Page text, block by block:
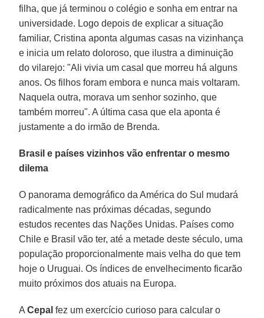
filha, que já terminou o colégio e sonha em entrar na
universidade. Logo depois de explicar a situação
familiar, Cristina aponta algumas casas na vizinhança
e inicia um relato doloroso, que ilustra a diminuição
do vilarejo: "Ali vivia um casal que morreu há alguns
anos. Os filhos foram embora e nunca mais voltaram.
Naquela outra, morava um senhor sozinho, que
também morreu". A última casa que ela aponta é
justamente a do irmão de Brenda.
Brasil e países vizinhos vão enfrentar o mesmo
dilema
O panorama demográfico da América do Sul mudará
radicalmente nas próximas décadas, segundo
estudos recentes das Nações Unidas. Países como
Chile e Brasil vão ter, até a metade deste século, uma
população proporcionalmente mais velha do que tem
hoje o Uruguai. Os índices de envelhecimento ficarão
muito próximos dos atuais na Europa.
ACepal fez um exercício curioso para calcular o